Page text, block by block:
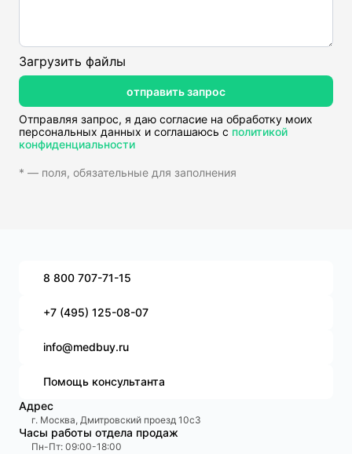
Загрузить файлы
отправить запрос
Отправляя запрос, я даю согласие на обработку моих
персональных данных и соглашаюсь с политикой
конфиденциальности
* — поля, обязательные для заполнения
8 800 707-71-15
+7 (495) 125-08-07
info@medbuy.ru
Помощь консультанта
Адрес
г. Москва, Дмитровский проезд 10с3
Часы работы отдела продаж
Пн-Пт: 09:00-18:00